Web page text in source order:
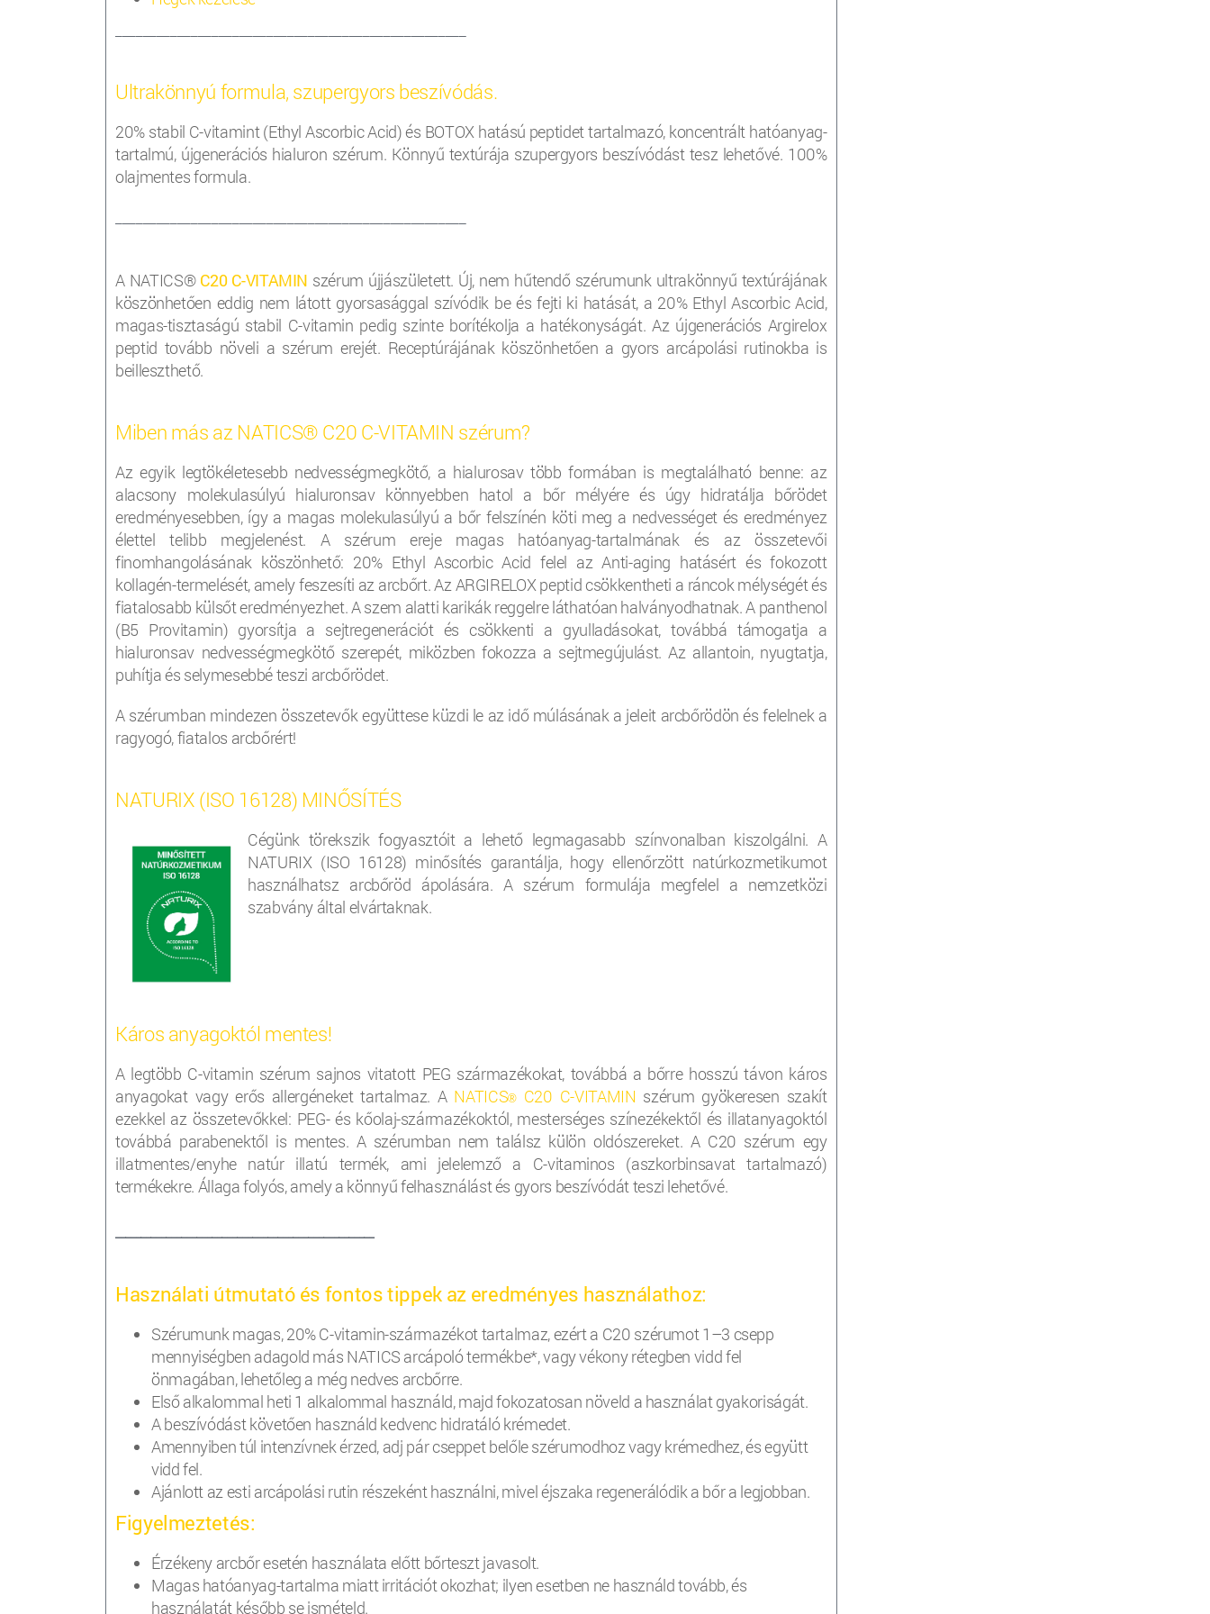
Ultrakönnyú formula, szupergyors beszívódás.
20% stabil C-vitamint (Ethyl Ascorbic Acid) és BOTOX hatású peptidet tartalmazó, koncentrált hatóanyag-
tartalmú, újgenerációs hialuron szérum. Könnyű textúrája szupergyors beszívódást tesz lehetővé. 100%
olajmentes formula.
A NATICS® C20 C-VITAMIN szérum újjászületett. Új, nem hűtendő szérumunk ultrakönnyű textúrájának
köszönhetően eddig nem látott gyorsasággal szívódik be és fejti ki hatását, a 20% Ethyl Ascorbic Acid,
magas-tisztaságú stabil C-vitamin pedig szinte borítékolja a hatékonyságát. Az újgenerációs Argirelox
peptid tovább növeli a szérum erejét. Receptúrájának köszönhetően a gyors arcápolási rutinokba is
beilleszthető.
Miben más az NATICS® C20 C-VITAMIN szérum?
Az egyik legtökéletesebb nedvességmegkötő, a hialurosav több formában is megtalálható benne: az
alacsony molekulasúlyú hialuronsav könnyebben hatol a bőr mélyére és úgy hidratálja bőrödet
eredményesebben, így a magas molekulasúlyú a bőr felszínén köti meg a nedvességet és eredményez
élettel telibb megjelenést. A szérum ereje magas hatóanyag-tartalmának és az összetevői
finomhangolásának köszönhető: 20% Ethyl Ascorbic Acid felel az Anti-aging hatásért és fokozott
kollagén-termelését, amely feszesíti az arcbőrt. Az ARGIRELOX peptid csökkentheti a ráncok mélységét és
fiatalosabb külsőt eredményezhet. A szem alatti karikák reggelre láthatóan halványodhatnak. A panthenol
(B5 Provitamin) gyorsítja a sejtregenerációt és csökkenti a gyulladásokat, továbbá támogatja a
hialuronsav nedvességmegkötő szerepét, miközben fokozza a sejtmegújulást. Az allantoin, nyugtatja,
puhítja és selymesebbé teszi arcbőrödet.
A szérumban mindezen összetevők együttese küzdi le az idő múlásának a jeleit arcbőrödön és felelnek a
ragyogó, fiatalos arcbőrért!
NATURIX (ISO 16128) MINŐSÍTÉS
Cégünk törekszik fogyasztóit a lehető legmagasabb színvonalban kiszolgálni. A
NATURIX (ISO 16128) minősítés garantálja, hogy ellenőrzött natúrkozmetikumot
használhatsz arcbőröd ápolására. A szérum formulája megfelel a nemzetközi
szabvány által elvártaknak.
Káros anyagoktól mentes!
A legtöbb C-vitamin szérum sajnos vitatott PEG származékokat, továbbá a bőrre hosszú távon káros
anyagokat vagy erős allergéneket tartalmaz. A NATICS®C20 C-VITAMIN szérum gyökeresen szakít
ezekkel az összetevőkkel: PEG- és kőolaj-származékoktól, mesterséges színezékektől és illatanyagoktól
továbbá parabenektől is mentes. A szérumban nem találsz külön oldószereket. A C20 szérum egy
illatmentes/enyhe natúr illatú termék, ami jelelemző a C-vitaminos (aszkorbinsavat tartalmazó)
termékekre. Állaga folyós, amely a könnyű felhasználást és gyors beszívódát teszi lehetővé.
Használati útmutató és fontos tippek az eredményes használathoz:
Szérumunk magas, 20% C-vitamin-származékot tartalmaz, ezért a C20 szérumot 1–3 csepp
mennyiségben adagold más NATICS arcápoló termékbe*, vagy vékony rétegben vidd fel
önmagában, lehetőleg a még nedves arcbőrre.
Első alkalommal heti 1 alkalommal használd, majd fokozatosan növeld a használat gyakoriságát.
A beszívódást követően használd kedvenc hidratáló krémedet.
Amennyiben túl intenzívnek érzed, adj pár cseppet belőle szérumodhoz vagy krémedhez, és együtt
vidd fel.
Ajánlott az esti arcápolási rutin részeként használni, mivel éjszaka regenerálódik a bőr a legjobban.
Figyelmeztetés:
Érzékeny arcbőr esetén használata előtt bőrteszt javasolt.
Magas hatóanyag-tartalma miatt irritációt okozhat; ilyen esetben ne használd tovább, és
használatát később se ismételd.